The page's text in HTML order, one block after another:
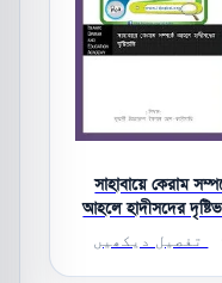
সাহাবায়ে কেরাম
আহলে হাদীসদের
تفصیل دیکھیں